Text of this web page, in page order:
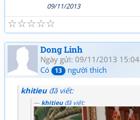
09/11/2013
☆
☆
☆
☆
☆
Dong Linh
Ngày gửi: 09/11/2013 15:04
Có
13 người thích
khitieuđã viết:
khitieuđã viết: